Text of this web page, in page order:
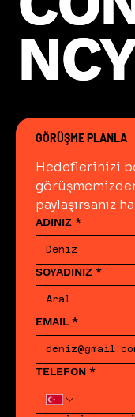
reaktif değil
güncelleme
GÖRÜŞME PLANLA
Hedeflerinizi
paylaşırsanız
ADINIZ *
SOYADINIZ *
EMAIL *
TELEFON *